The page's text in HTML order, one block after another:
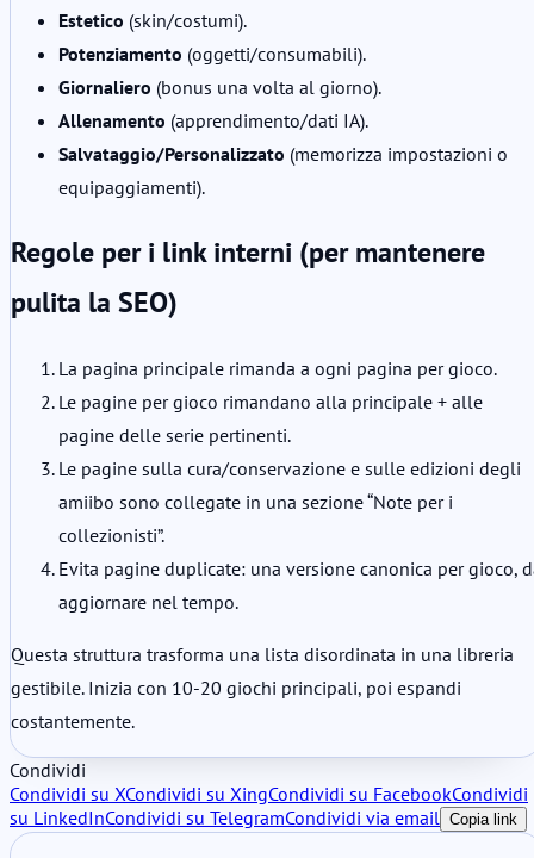
Estetico (skin/costumi).
Potenziamento (oggetti/consumabili).
Giornaliero (bonus una volta al giorno).
Allenamento (apprendimento/dati IA).
Salvataggio/Personalizzato (memorizza impostazioni o
equipaggiamenti).
Regole per i link interni (per mantenere
pulita la SEO)
La pagina principale rimanda a ogni pagina per gioco.
Le pagine per gioco rimandano alla principale + alle
pagine delle serie pertinenti.
Le pagine sulla cura/conservazione e sulle edizioni degli
amiibo sono collegate in una sezione “Note per i
collezionisti”.
Evita pagine duplicate: una versione canonica per gioco,
aggiornare nel tempo.
Questa struttura trasforma una lista disordinata in una libreria
gestibile. Inizia con 10-20 giochi principali, poi espandi
costantemente.
Condividi
Condividi su XCondividi su XingCondividi su FacebookCondividi
su LinkedInCondividi su TelegramCondividi via email Copia link